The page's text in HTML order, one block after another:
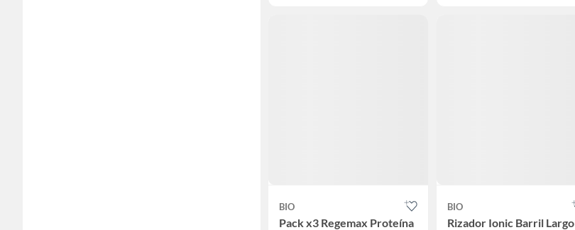
BIO
Pack x3 Regemax Proteína
BIO
Rizador Ionic Barril Largo